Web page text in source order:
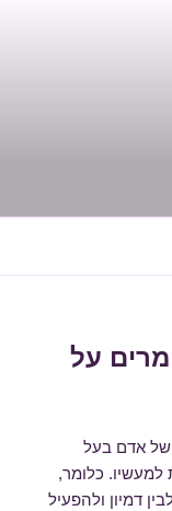
על
של אדם בעל
כלומר,
דמיון ולהפעיל